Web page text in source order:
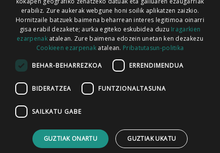
PUBLIZITATEA
HARREMANETARAKO
erabiliz. Zure aukerak webgune honi soilik aplikatzen zaizkio.
Hornitzaile batzuek baimena beharrean interes legitimoa oinarri
gisa erabil dezakete; aurka egiteko eskubidea duzu Iragarkien
ezarpenakatalean. Zure baimena edozein unetan ken dezakezu
Cookieen ezarpenak atalean. Pribatutasun-politika
BEHAR-BEHARREZKOA ERRENDIMENDUA
BIDERATZEA FUNTZIONALTASUNA
SAILKATU GABE
GUZTIAK ONARTU GUZTIAK UKATU